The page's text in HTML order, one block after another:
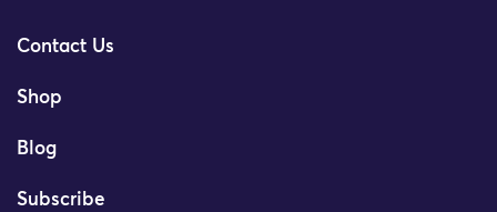
Contact Us
Shop
Blog
Subscribe